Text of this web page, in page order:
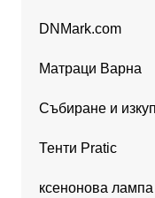
DNMark.com
Матраци Варна
Събиране и
Тенти Pratic
ксенонова лампа